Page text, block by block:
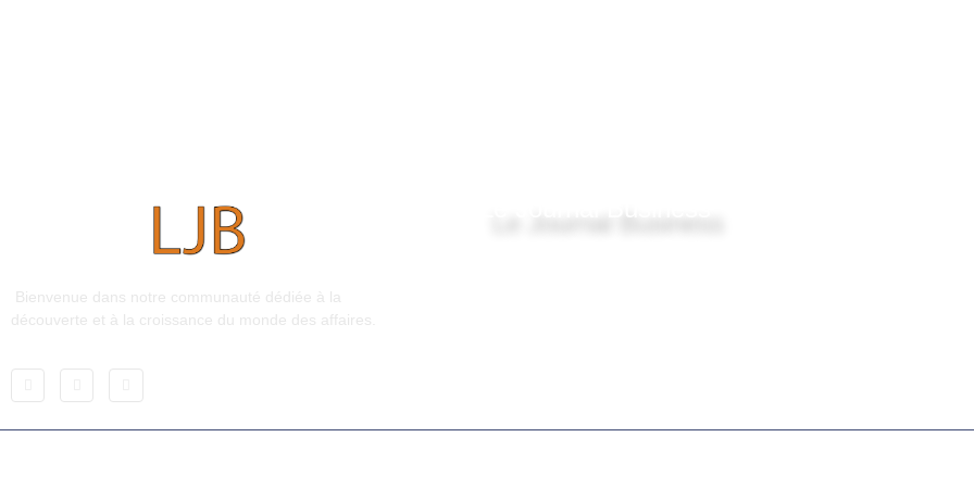
Bienvenue dans notre communauté dédiée à la
découverte et à la croissance du monde des affaires.